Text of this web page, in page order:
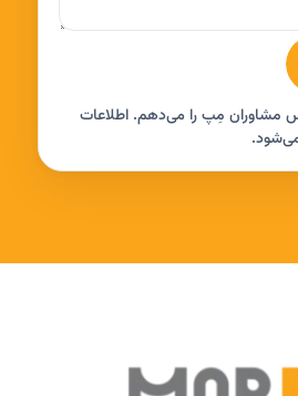
مشاوران مِپ را می‌دهم. اطلاعات